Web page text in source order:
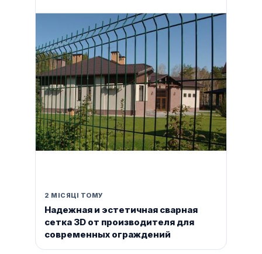
2 МІСЯЦІ ТОМУ
Надежная и эстетичная сварная
сетка 3D от производителя для
современных ограждений